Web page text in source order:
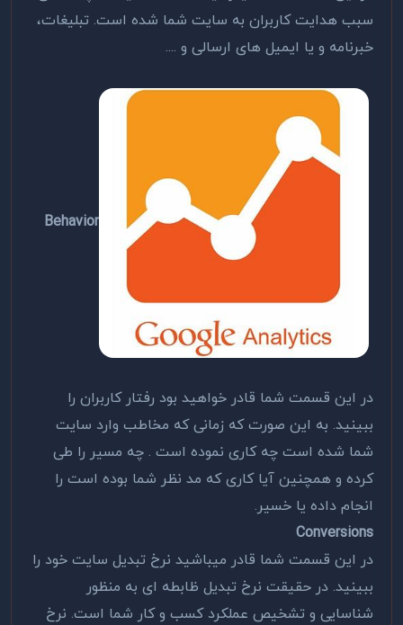
سبب هدایت کاربران به سایت شما شده است. تبلیغات،
خبرنامه و یا ایمیل های ارسالی و ....
Behavior
در این قسمت شما قادر خواهید بود رفتار کاربران را
ببینید. به این صورت که زمانی که مخاطب وارد سایت
شما شده است چه کاری نموده است . چه مسیر را طی
کرده و همچنین آیا کاری که مد نظر شما بوده است را
انجام داده یا خسیر.
Conversions
در این قسمت شما قادر میباشید نرخ تبدیل سایت خود را
ببینید. در حقیقت نرخ تبدیل ظابطه ای به منظور
شناسایی و تشخیص عملکرد کسب و کار شما است. نرخ